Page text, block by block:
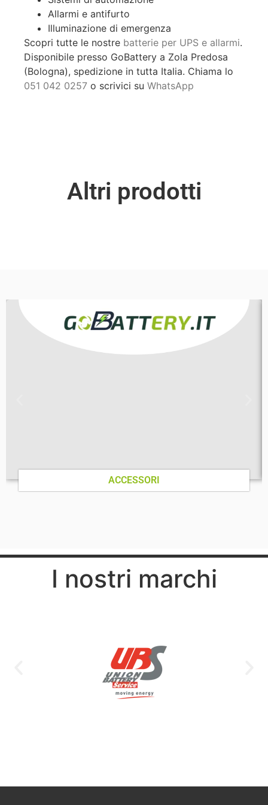
Allarmi e antifurto
Illuminazione di emergenza
Scopri tutte le nostre batterie per UPS e allarmi.
Disponibile presso GoBattery a Zola Predosa
(Bologna), spedizione in tutta Italia. Chiama lo
051 042 0257 o scrivici su WhatsApp
Altri prodotti
ACCESSORI
I nostri marchi